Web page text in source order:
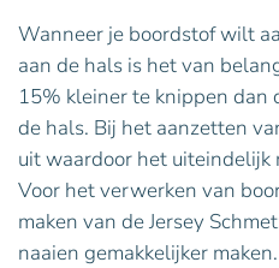
Wanneer je boordstof wilt
aan de hals is het van
15% kleiner te knippen dan
de hals. Bij het aanzetten
uit waardoor het uiteindelijk
Voor het verwerken van
maken van de Jersey
naaien gemakkelijker maken.